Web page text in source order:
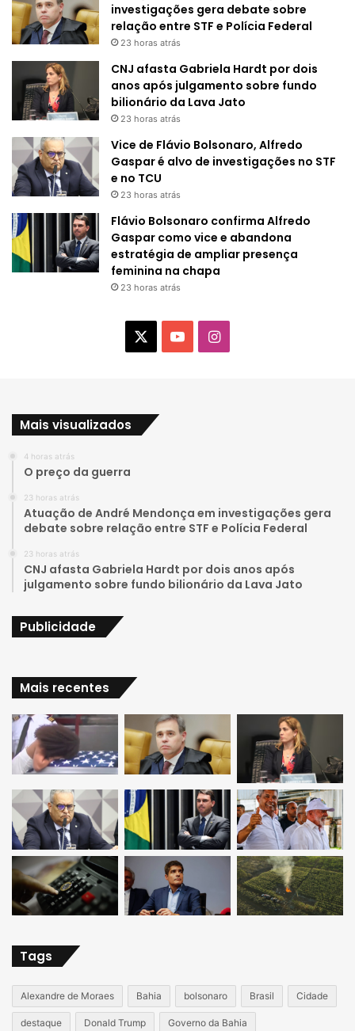
investigações gera debate sobre
relação entre STF e Polícia Federal
23 horas atrás
CNJ afasta Gabriela Hardt por dois
anos após julgamento sobre fundo
bilionário da Lava Jato
23 horas atrás
Vice de Flávio Bolsonaro, Alfredo
Gaspar é alvo de investigações no STF
e no TCU
23 horas atrás
Flávio Bolsonaro confirma Alfredo
Gaspar como vice e abandona
estratégia de ampliar presença
feminina na chapa
23 horas atrás
e
I
r
m
Mais visualizados
4 horas atrás
O preço da guerra
23 horas atrás
Atuação de André Mendonça em investigações gera
debate sobre relação entre STF e Polícia Federal
23 horas atrás
CNJ afasta Gabriela Hardt por dois anos após
julgamento sobre fundo bilionário da Lava Jato
Publicidade
Mais recentes
Tags
Alexandre de Moraes Bahia bolsonaro Brasil Cidade
destaque Donald Trump Governo da Bahia